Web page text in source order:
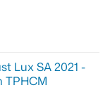
Lux SA 2021 -
TPHCM